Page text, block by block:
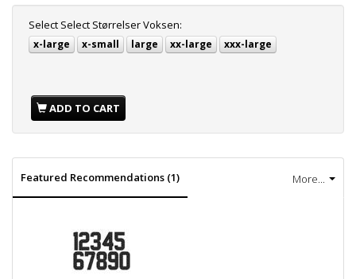
Select Select Størrelser Voksen:
x-large x-small large xx-large xxx-large
ADD TO CART
More...
Featured Recommendations (1)